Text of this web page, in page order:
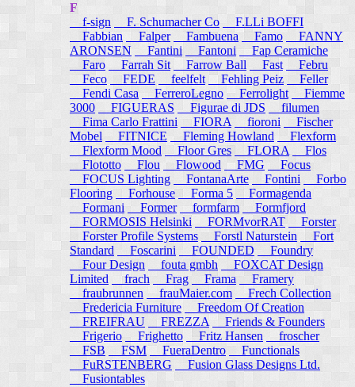
F
f-sign
F. Schumacher Co
F.LLi BOFFI
Fabbian
Falper Fambuena Famo
FANNY
ARONSEN
Fantini Fantoni
Fap Ceramiche
Faro
Farrah Sit Farrow Ball Fast
Febru
Feco
FEDE feelfelt Fehling Peiz
Feller
Fendi Casa
FerreroLegno Ferrolight
Fiemme
3000
FIGUERAS Figurae di JDS
filumen
Fima Carlo Frattini
FIORA fioroni
Fischer
Mobel
FITNICE Fleming Howland
Flexform
Flexform Mood
Floor Gres FLORA
Flos
Flototto
Flou Flowood FMG
Focus
FOCUS Lighting
FontanaArte Fontini
Forbo
Flooring
Forhouse Forma 5
Formagenda
Formani
Former formfarm
Formfjord
FORMOSIS Helsinki
FORMvorRAT
Forster
Forster Profile Systems
Forstl Naturstein
Fort
Standard
Foscarini FOUNDED
Foundry
Four Design
fouta gmbh
FOXCAT Design
Limited
frach Frag Frama
Framery
fraubrunnen
frauMaier.com
Frech Collection
Fredericia Furniture
Freedom Of Creation
FREIFRAU
FREZZA
Friends & Founders
Frigerio
Frighetto Fritz Hansen
froscher
FSB
FSM FueraDentro
Functionals
FuRSTENBERG
Fusion Glass Designs Ltd.
Fusiontables